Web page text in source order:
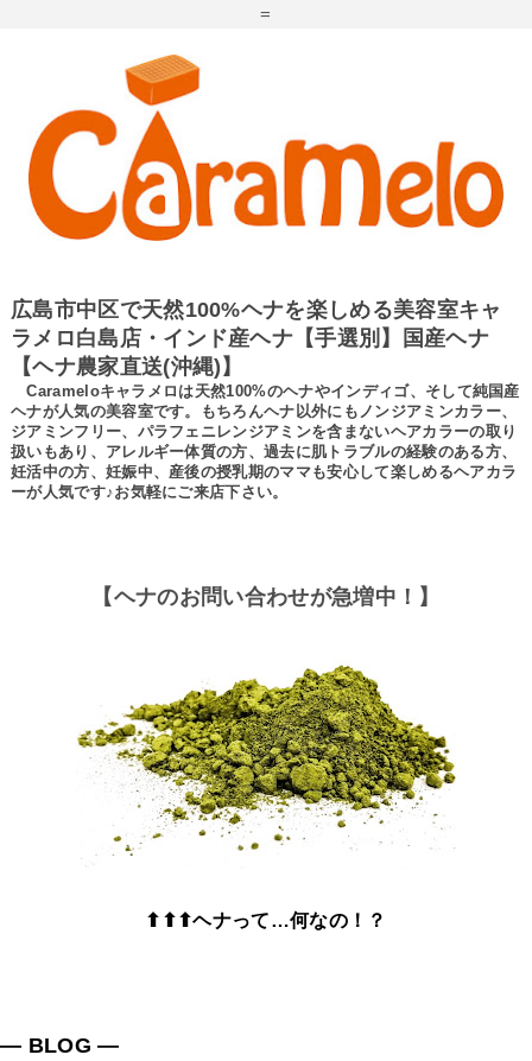
=
広島市中区で天然100%ヘナを楽しめる美容室キャ
ラメロ白島店・インド産ヘナ【手選別】国産ヘナ
【ヘナ農家直送(沖縄)】
Carameloキャラメロは天然100%のヘナやインディゴ、そして純国産
ヘナが人気の美容室です。もちろんヘナ以外にもノンジアミンカラー、
ジアミンフリー、パラフェニレンジアミンを含まないヘアカラーの取り
扱いもあり、アレルギー体質の方、過去に肌トラブルの経験のある方、
妊活中の方、妊娠中、産後の授乳期のママも安心して楽しめるヘアカラ
ーが人気です♪お気軽にご来店下さい。
【ヘナのお問い合わせが急増中！】
⬆⬆⬆ヘナって…何なの！？
― BLOG ―